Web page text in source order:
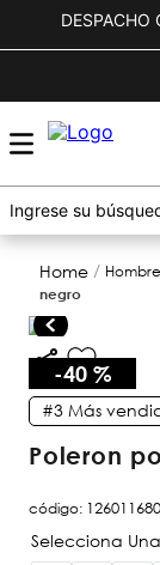
DESPACHO
hombre
negro
-40 %
#3 Más
poleron
código: